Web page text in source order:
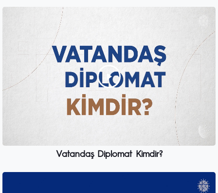
Vatandaş Diplomat Kimdir?